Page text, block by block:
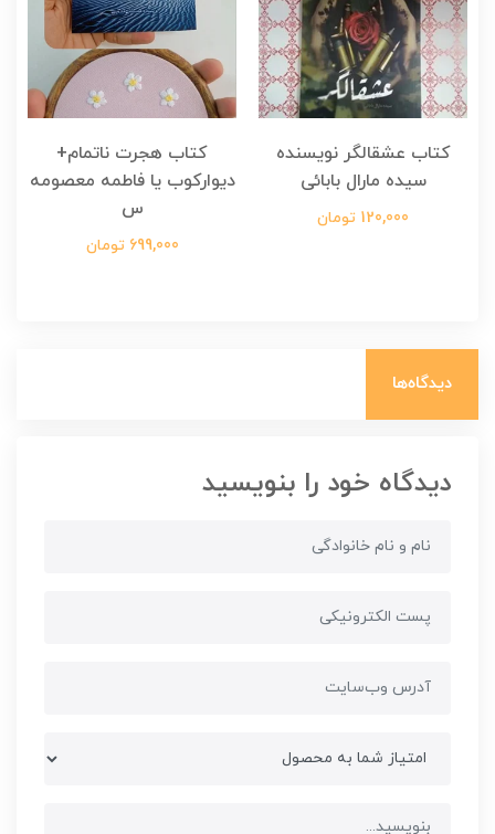
کتاب عشقالگر نویسنده
سیده مارال بابائی
120,000 تومان
کتاب هجرت ناتمام+
دیوارکوب یا فاطمه معصومه
س
699,000 تومان
دیدگاه‌ها
دیدگاه خود را بنویسید